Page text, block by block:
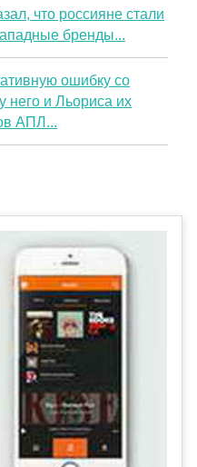
что россияне стали
бренды...
ошибку со
него и Льориса их
АПЛ...